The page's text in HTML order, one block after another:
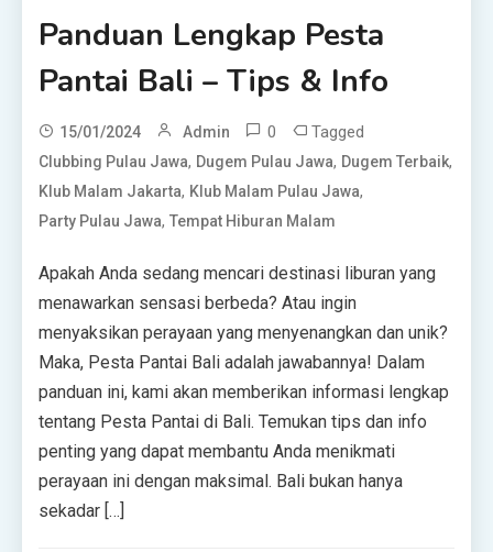
Panduan Lengkap Pesta
Pantai Bali – Tips & Info
15/01/2024 Admin 0 Tagged
Clubbing Pulau Jawa, Dugem Pulau Jawa, Dugem Terbaik,
Klub Malam Jakarta, Klub Malam Pulau Jawa,
Party Pulau Jawa,Tempat Hiburan Malam
Apakah Anda sedang mencari destinasi liburan yang
menawarkan sensasi berbeda? Atau ingin
menyaksikan perayaan yang menyenangkan dan unik?
Maka, Pesta Pantai Bali adalah jawabannya! Dalam
panduan ini, kami akan memberikan informasi lengkap
tentang Pesta Pantai di Bali. Temukan tips dan info
penting yang dapat membantu Anda menikmati
perayaan ini dengan maksimal. Bali bukan hanya
sekadar […]